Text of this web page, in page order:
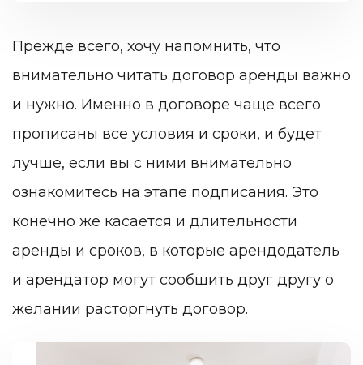
Прежде всего, хочу напомнить, что
внимательно читать договор аренды важно
и нужно. Именно в договоре чаще всего
прописаны все условия и сроки, и будет
лучше, если вы с ними внимательно
ознакомитесь на этапе подписания. Это
конечно же касается и длительности
аренды и сроков, в которые арендодатель
и арендатор могут сообщить друг другу о
желании расторгнуть договор.